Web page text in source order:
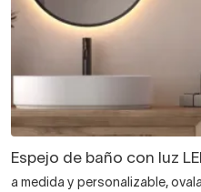
Espejo de baño con luz
a medida y personalizable,